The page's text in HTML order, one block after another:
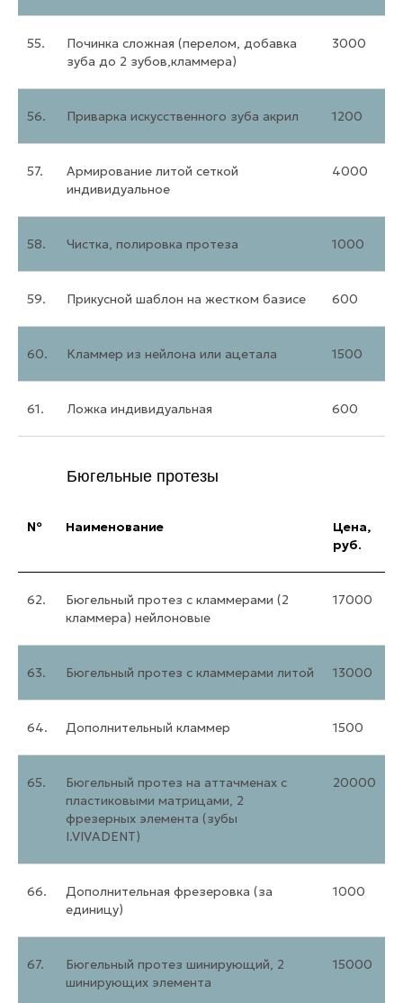
55.
Починка сложная (перелом, добавка
зуба до 2 зубов,кламмера)
3000
56. Приварка искусственного зуба акрил 1200
57.
Армирование литой сеткой
индивидуальное
4000
58. Чистка, полировка протеза 1000
59. Прикусной шаблон на жестком базисе 600
60. Кламмер из нейлона или ацетала 1500
61. Ложка индивидуальная 600
Бюгельные протезы
№ Наименование
Цена,
руб.
62.
Бюгельный протез с кламмерами (2
кламмера) нейлоновые
17000
63. Бюгельный протез с кламмерами литой 13000
64. Дополнительный кламмер 1500
65.
Бюгельный протез на аттачменах с
пластиковыми матрицами, 2
фрезерных элемента (зубы
I.VIVADENT)
20000
66.
Дополнительная фрезеровка (за
единицу)
1000
67.
Бюгельный протез шинирующий, 2
шинирующих элемента
15000